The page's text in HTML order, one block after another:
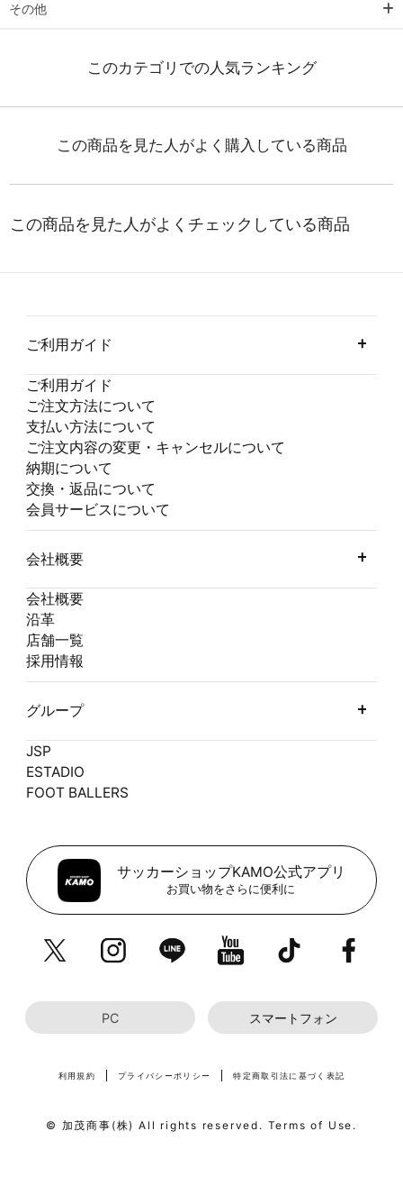
その他
ご利用ガイド
ご利用ガイド
ご注文方法について
支払い方法について
ご注文内容の変更・キャンセルについて
納期について
交換・返品について
会員サービスについて
会社概要
会社概要
沿革
店舗一覧
採用情報
グループ
JSP
ESTADIO
FOOT BALLERS
サッカーショップKAMO公式アプリ
お買い物をさらに便利に
PC スマートフォン
利用規約 プライバシーポリシー 特定商取引法に基づく表記
© 加茂商事(株) All rights reserved. Terms of Use.